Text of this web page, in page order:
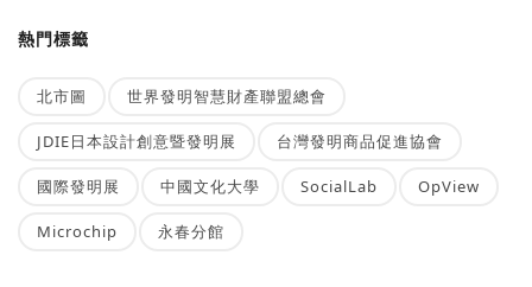
熱門標籤
北市圖 世界發明智慧財產聯盟總會
JDIE日本設計創意暨發明展 台灣發明商品促進協會
國際發明展 中國文化大學 SocialLab OpView
Microchip 永春分館